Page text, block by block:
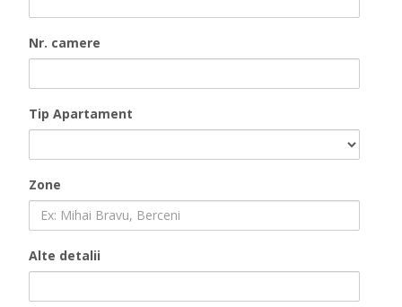
Nr. camere
Tip Apartament
Zone
Alte detalii